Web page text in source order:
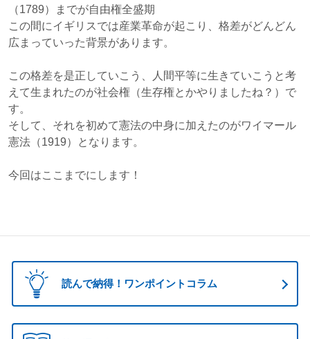
（1789）までが自由権全盛期
この間にイギリスでは産業革命が起こり、格差がどんどん
広まっていった背景があります。
この格差を是正していこう、人間平等に生きていこうと考
えて生まれたのが社会権（生存権とかやりましたね？）で
す。
そして、それを初めて憲法の中身に加えたのがワイマール
憲法（1919）となります。
今回はここまでにします！
読んで納得！ワンポイントコラム